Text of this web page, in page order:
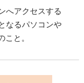
へアクセスする
なるパソコンや
こと。